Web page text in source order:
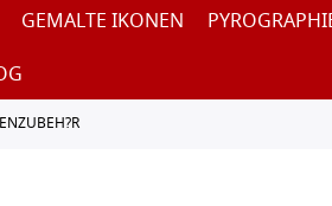
GEMALTE IKONEN